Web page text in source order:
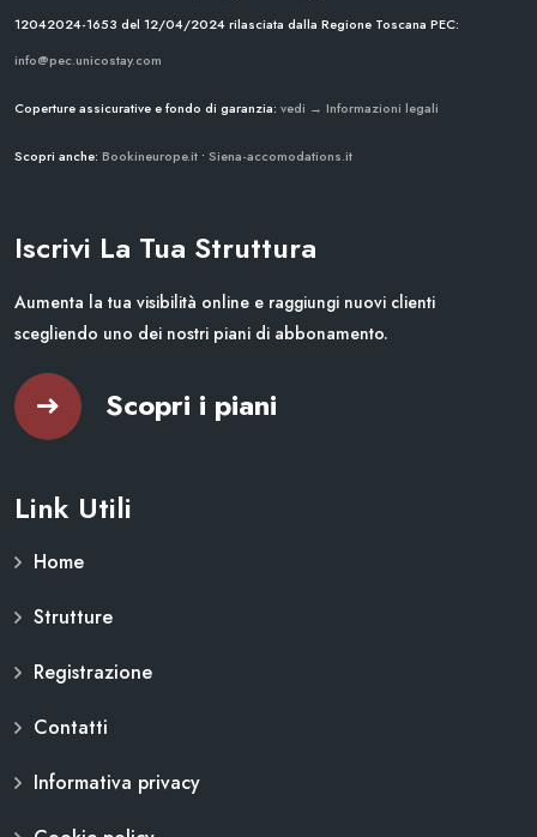
12042024-1653 del 12/04/2024rilasciata dalla Regione Toscana PEC:
info@pec.unicostay.com
Coperture assicurative e fondo di garanzia: vedi → Informazioni legali
Scopri anche: Bookineurope.it • Siena-accomodations.it
Iscrivi La Tua Struttura
Aumenta la tua visibilità online e raggiungi nuovi clienti
scegliendo uno dei nostri piani di abbonamento.
Scopri i piani
Link Utili
Home
Strutture
Registrazione
Contatti
Informativa privacy